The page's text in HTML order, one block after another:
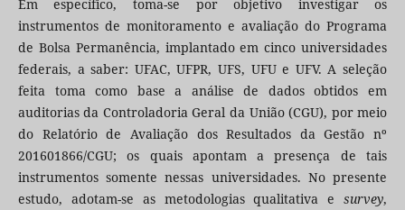
Em específico, toma-se por objetivo investigar os
instrumentos de monitoramento e avaliação do Programa
de Bolsa Permanência, implantado em cinco universidades
federais, a saber: UFAC, UFPR, UFS, UFU e UFV. A seleção
feita toma como base a análise de dados obtidos em
auditorias da Controladoria Geral da União (CGU), por meio
do Relatório de Avaliação dos Resultados da Gestão nº
201601866/CGU; os quais apontam a presença de tais
instrumentos somente nessas universidades. No presente
estudo, adotam-se as metodologias qualitativa esurvey,